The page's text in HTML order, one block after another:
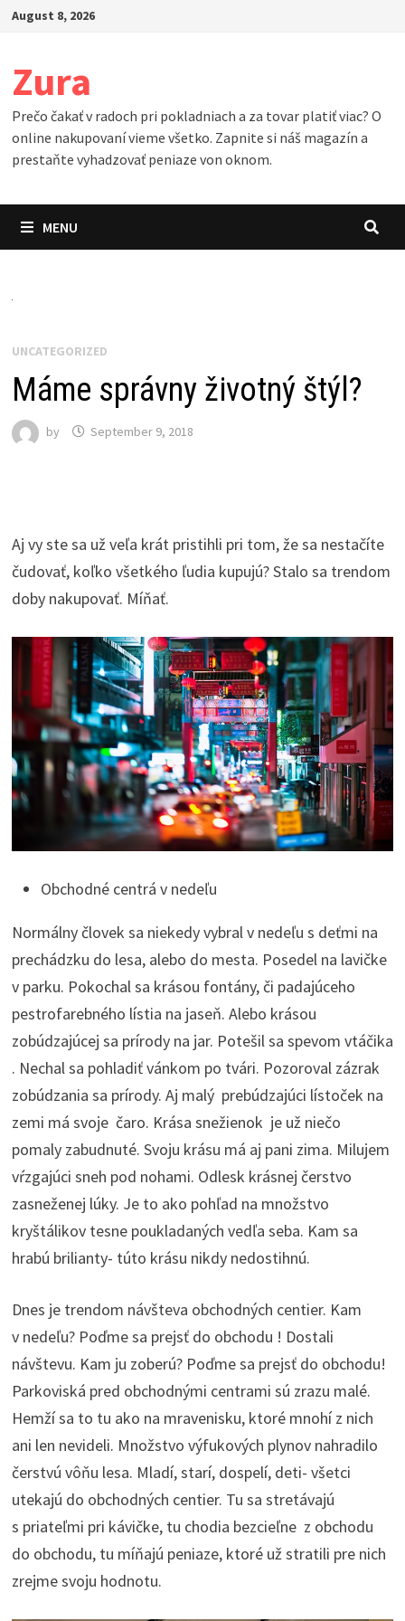
SkipAugust 8, 2026
Zura
Prečo čakať v radoch pri pokladniach a za tovar platiť viac? O
online nakupovaní vieme všetko. Zapnite si náš magazín a
prestaňte vyhadzovať peniaze von oknom.
MENU
UNCATEGORIZED
Máme správny životný štýl?
by September 9, 2018
Aj vy ste sa už veľa krát pristihli pri tom, že sa nestačíte
čudovať, koľko všetkého ľudia kupujú? Stalo sa trendom
doby nakupovať. Míňať.
Obchodné centrá v nedeľu
Normálny človek sa niekedy vybral v nedeľu s deťmi na
prechádzku do lesa, alebo do mesta. Posedel na lavičke
v parku. Pokochal sa krásou fontány, či padajúceho
pestrofarebného lístia na jaseň. Alebo krásou
zobúdzajúcej sa prírody na jar. Potešil sa spevom vtáčika
. Nechal sa pohladiť vánkom po tvári. Pozoroval zázrak
zobúdzania sa prírody. Aj malý prebúdzajúci lístoček na
zemi má svoje čaro. Krása snežienok je už niečo
pomaly zabudnuté. Svoju krásu má aj pani zima. Milujem
vŕzgajúci sneh pod nohami. Odlesk krásnej čerstvo
zasneženej lúky. Je to ako pohľad na množstvo
kryštálikov tesne poukladaných vedľa seba. Kam sa
hrabú brilianty- túto krásu nikdy nedostihnú.
Dnes je trendom návšteva obchodných centier. Kam
v nedeľu? Poďme sa prejsť do obchodu ! Dostali
návštevu. Kam ju zoberú? Poďme sa prejsť do obchodu!
Parkoviská pred obchodnými centrami sú zrazu malé.
Hemží sa to tu ako na mravenisku, ktoré mnohí z nich
ani len nevideli. Množstvo výfukových plynov nahradilo
čerstvú vôňu lesa. Mladí, starí, dospelí, deti- všetci
utekajú do obchodných centier. Tu sa stretávajú
s priateľmi pri kávičke, tu chodia bezcieľne z obchodu
do obchodu, tu míňajú peniaze, ktoré už stratili pre nich
zrejme svoju hodnotu.